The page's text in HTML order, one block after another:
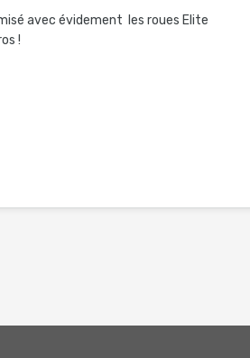
avec évidement les roues Elite
!